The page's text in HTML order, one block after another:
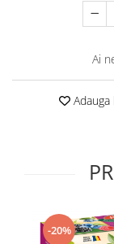
Supliment Calciu
Supliment
Supliment
Supliment
Supliment Zinc
Tincturi si
Ai
Adauga
-20%